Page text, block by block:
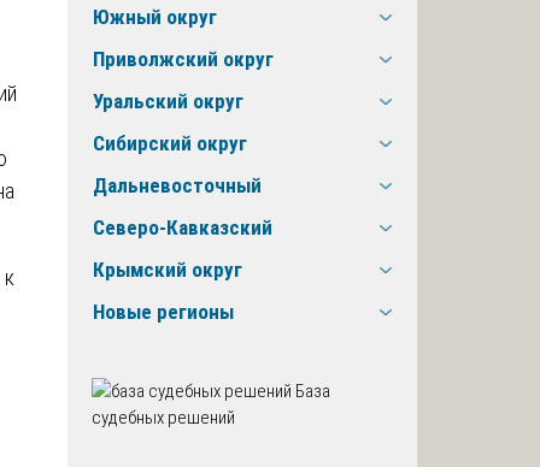
Южный округ
Приволжский округ
Уральский округ
Сибирский округ
Дальневосточный
Северо-Кавказский
Крымский округ
Новые регионы
База
судебных решений